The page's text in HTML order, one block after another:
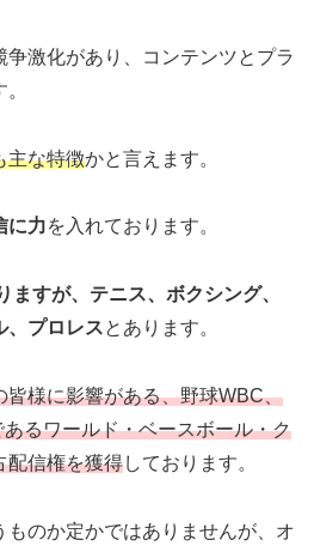
激化があり、コンテンツとプラ
主な特徴かと言えます。
に力を入れております。
ますが、テニス、ボクシング、
、プロレスとあります。
皆様に影響がある、野球WBC、
るワールド・ベースボール・ク
配信権を獲得しております。
ものか定かではありませんが、オ